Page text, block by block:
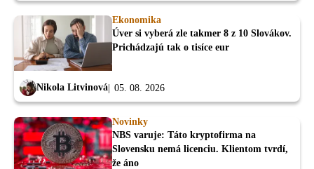
Ekonomika
Úver si vyberá zle takmer 8 z 10 Slovákov.
Prichádzajú tak o tisíce eur
Nikola Litvinová 05. 08. 2026
Novinky
NBS varuje: Táto kryptofirma na
Slovensku nemá licenciu. Klientom tvrdí,
že áno